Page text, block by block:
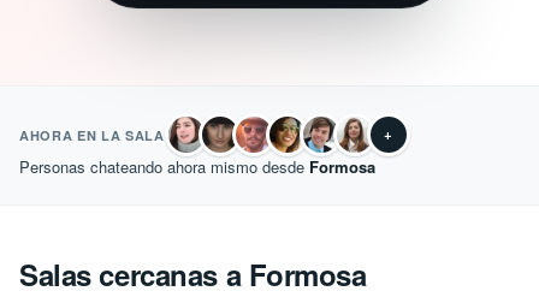
AHORA EN LA SALA +
Personas chateando ahora mismo desde Formosa
Salas cercanas a Formosa